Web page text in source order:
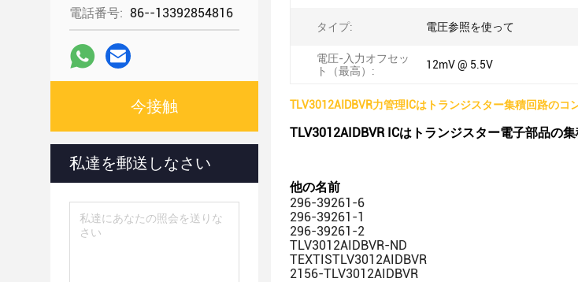
電話番号: 86--13392854816
今接触
私達を郵送しなさい
タイプ: 電圧参照を使って
電圧-入力オフセッ
ト（最高）:
12mV @ 5.5V
TLV3012AIDBVR力管理ICはトランジスター集積回路のコ
TLV3012AIDBVR ICはトランジスター電子部品の
他の名前
296-39261-6
296-39261-1
296-39261-2
TLV3012AIDBVR-ND
TEXTISTLV3012AIDBVR
2156-TLV3012AIDBVR